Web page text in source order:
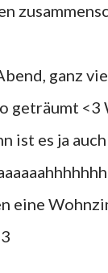
geträumt
ist es ja
eine